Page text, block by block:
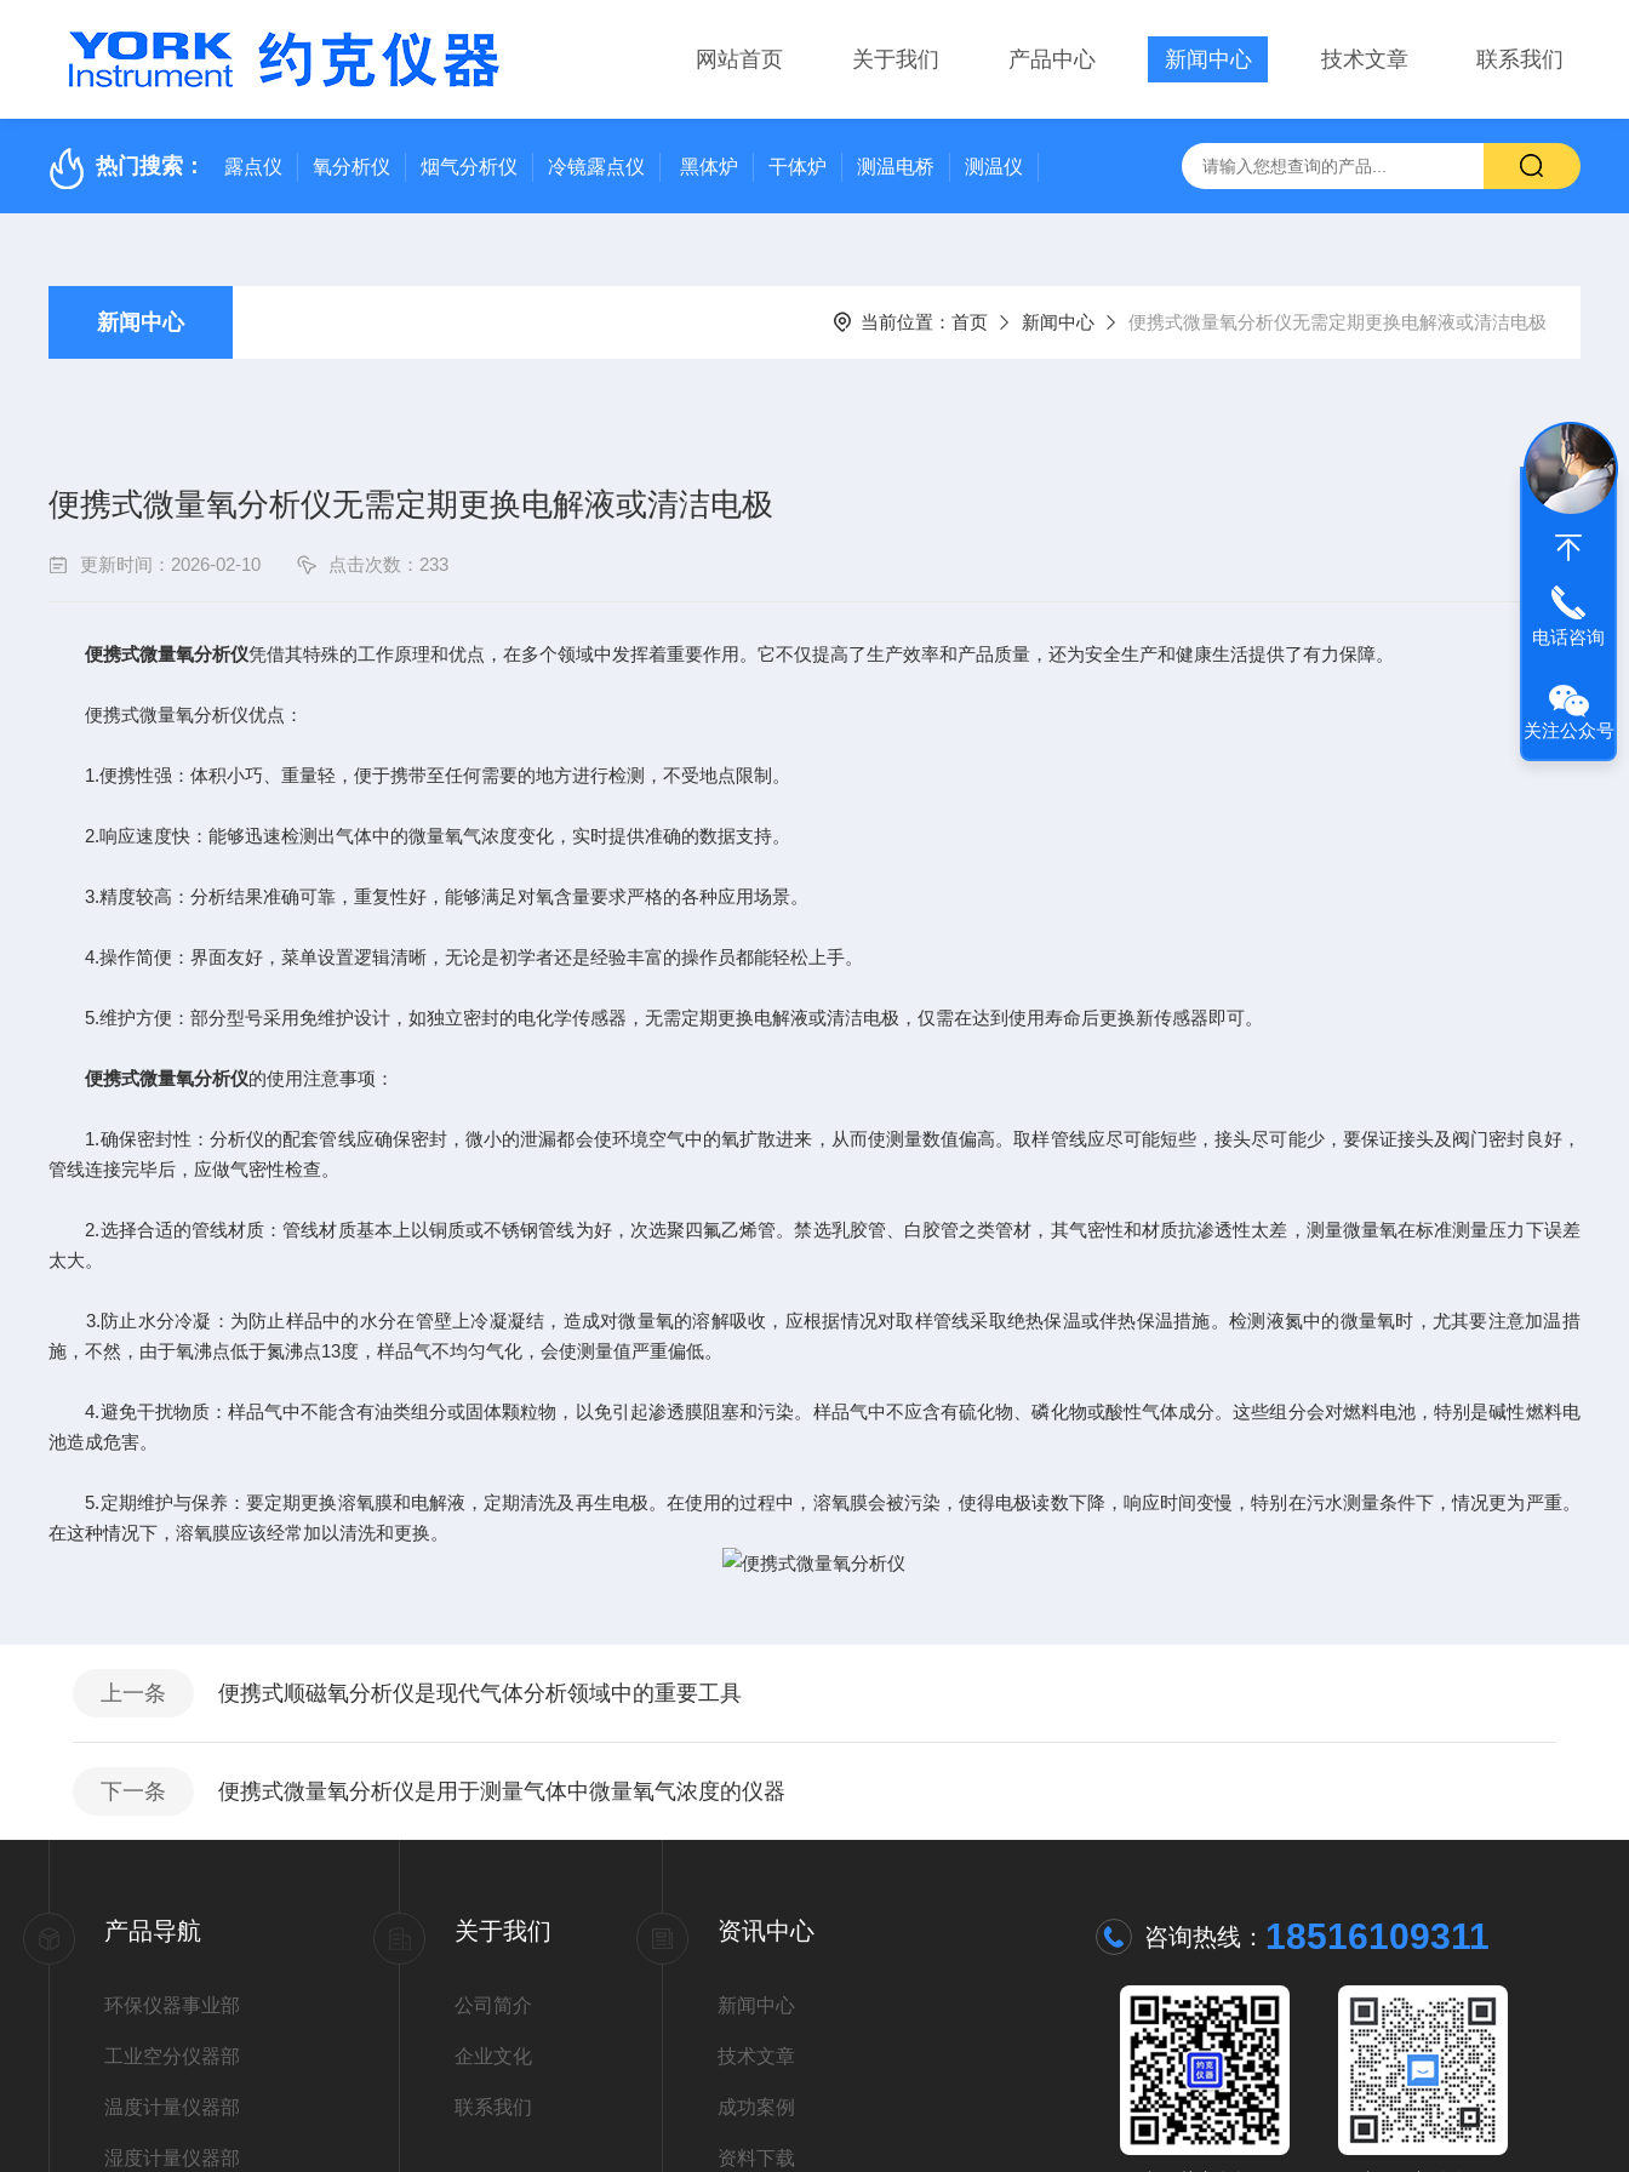
网站首页 关于我们 产品中心 新闻中心 技术文章 联系我们
热门搜索： 露点仪 氧分析仪 烟气分析仪 冷镜露点仪 黑体炉 干体炉 测温电桥 测温仪
新闻中心 当前位置： 首页 新闻中心 便携式微量氧分析仪无需定期更换电解液或清洁电极
便携式微量氧分析仪无需定期更换电解液或清洁电极
更新时间：2026-02-10 点击次数：233
便携式微量氧分析仪凭借其特殊的工作原理和优点，在多个领域中发挥着重要作用。它不仅提高了生产效率和产品质量，还为安全生产和健康生活提供了有力保障。
便携式微量氧分析仪优点：
1.便携性强：体积小巧、重量轻，便于携带至任何需要的地方进行检测，不受地点限制。
2.响应速度快：能够迅速检测出气体中的微量氧气浓度变化，实时提供准确的数据支持。
3.精度较高：分析结果准确可靠，重复性好，能够满足对氧含量要求严格的各种应用场景。
4.操作简便：界面友好，菜单设置逻辑清晰，无论是初学者还是经验丰富的操作员都能轻松上手。
5.维护方便：部分型号采用免维护设计，如独立密封的电化学传感器，无需定期更换电解液或清洁电极，仅需在达到使用寿命后更换新传感器即可。
便携式微量氧分析仪的使用注意事项：
1.确保密封性：分析仪的配套管线应确保密封，微小的泄漏都会使环境空气中的氧扩散进来，从而使测量数值偏高。取样管线应尽可能短些，接头尽可能少，要保证接头及阀门密封良好，
管线连接完毕后，应做气密性检查。
2.选择合适的管线材质：管线材质基本上以铜质或不锈钢管线为好，次选聚四氟乙烯管。禁选乳胶管、白胶管之类管材，其气密性和材质抗渗透性太差，测量微量氧在标准测量压力下误差
太大。
3.防止水分冷凝：为防止样品中的水分在管壁上冷凝凝结，造成对微量氧的溶解吸收，应根据情况对取样管线采取绝热保温或伴热保温措施。检测液氮中的微量氧时，尤其要注意加温措
施，不然，由于氧沸点低于氮沸点13度，样品气不均匀气化，会使测量值严重偏低。
4.避免干扰物质：样品气中不能含有油类组分或固体颗粒物，以免引起渗透膜阻塞和污染。样品气中不应含有硫化物、磷化物或酸性气体成分。这些组分会对燃料电池，特别是碱性燃料电
池造成危害。
5.定期维护与保养：要定期更换溶氧膜和电解液，定期清洗及再生电极。在使用的过程中，溶氧膜会被污染，使得电极读数下降，响应时间变慢，特别在污水测量条件下，情况更为严重。
在这种情况下，溶氧膜应该经常加以清洗和更换。
上一条 便携式顺磁氧分析仪是现代气体分析领域中的重要工具
下一条 便携式微量氧分析仪是用于测量气体中微量氧气浓度的仪器
产品导航
环保仪器事业部
工业空分仪器部
温度计量仪器部
湿度计量仪器部
关于我们
公司简介
企业文化
联系我们
资讯中心
新闻中心
技术文章
成功案例
资料下载
咨询热线： 18516109311
电话咨询
关注公众号